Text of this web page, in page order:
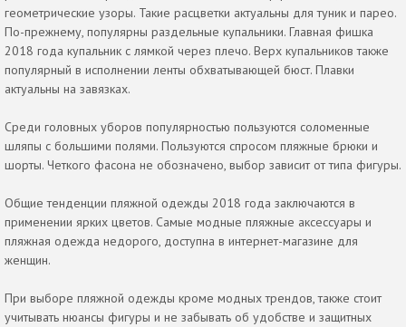
геометрические узоры. Такие расцветки актуальны для туник и парео.
По-прежнему, популярны раздельные купальники. Главная фишка
2018 года купальник с лямкой через плечо. Верх купальников также
популярный в исполнении ленты обхватывающей бюст. Плавки
актуальны на завязках.
Среди головных уборов популярностью пользуются соломенные
шляпы с большими полями. Пользуются спросом пляжные брюки и
шорты. Четкого фасона не обозначено, выбор зависит от типа фигуры.
Общие тенденции пляжной одежды 2018 года заключаются в
применении ярких цветов. Самые модные пляжные аксессуары и
пляжная одежда недорого, доступна в интернет-магазине для
женщин.
При выборе пляжной одежды кроме модных трендов, также стоит
учитывать нюансы фигуры и не забывать об удобстве и защитных